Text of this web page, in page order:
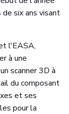
six ans visant
l'EASA,
à une
scanner 3D à
du composant
et ses
pour la